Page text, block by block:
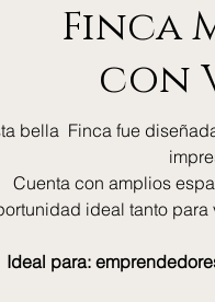
Finca
con
bella Finca fue
Cuenta con amplios
ideal tanto
Ideal para: